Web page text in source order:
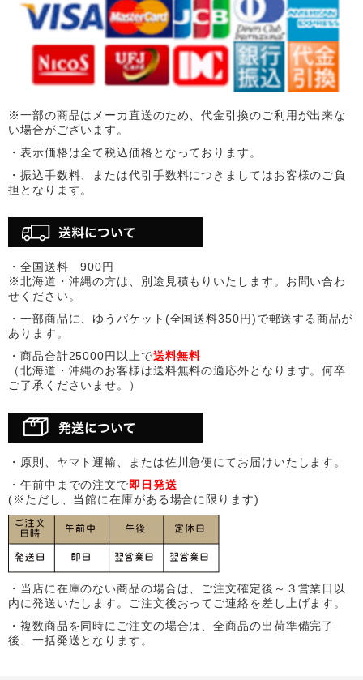
※一部の商品はメーカ直送のため、代金引換のご利用が出来な
い場合がございます。
・表示価格は全て税込価格となっております。
・振込手数料、または代引手数料につきましてはお客様のご負
担となります。
・全国送料 900円
※北海道・沖縄の方は、別途見積もりいたします。お問い合わ
せください。
・一部商品に、ゆうパケット(全国送料350円)で郵送する商品が
あります。
・商品合計25000円以上で送料無料
（北海道・沖縄のお客様は送料無料の適応外となります。何卒
ご了承くださいませ。）
・原則、ヤマト運輸、または佐川急便にてお届けいたします。
・午前中までの注文で即日発送
(※ただし、当館に在庫がある場合に限ります)
・当店に在庫のない商品の場合は、ご注文確定後～３営業日以
内に発送いたします。ご注文後おってご連絡を差し上げます。
・複数商品を同時にご注文の場合は、全商品の出荷準備完了
後、一括発送となります。